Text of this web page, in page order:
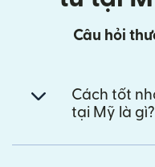
Câu hỏi
Cách tốt
tại Mỹ là gì?